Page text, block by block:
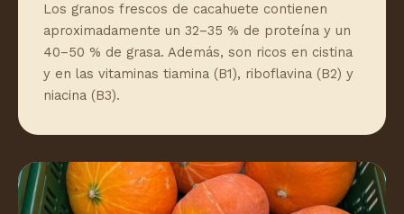
Los granos frescos de cacahuete contienen
aproximadamente un 32–35 % de proteína y un
40–50 % de grasa. Además, son ricos en cistina
y en las vitaminas tiamina (B1), riboflavina (B2) y
niacina (B3).